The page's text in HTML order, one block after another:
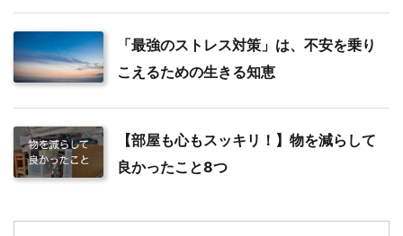
「最強のストレス対策」は、不安を乗り
こえるための生きる知恵
【部屋も心もスッキリ！】物を減らして
良かったこと8つ